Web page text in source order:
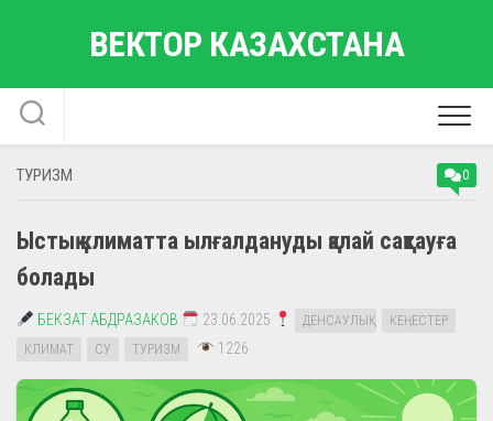
ВЕКТОР КАЗАХСТАНА
ТУРИЗМ 0
Ыстық климатта ылғалдануды қалай сақтауға
болады
БЕКЗАТ АБДРАЗАКОВ 23.06.2025 ДЕНСАУЛЫҚ
КЕҢЕСТЕР
КЛИМАТ
СУ ТУРИЗМ 1226